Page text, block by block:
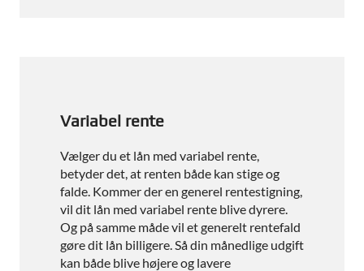
Variabel rente
Vælger du et lån med variabel rente,
betyder det, at renten både kan stige og
falde. Kommer der en generel rentestigning,
vil dit lån med variabel rente blive dyrere.
Og på samme måde vil et generelt rentefald
gøre dit lån billigere. Så din månedlige udgift
kan både blive højere og lavere